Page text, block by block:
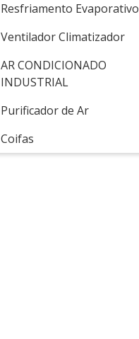
Resfriamento Evaporativo
Ventilador Climatizador
AR CONDICIONADO
INDUSTRIAL
Purificador de Ar
Coifas